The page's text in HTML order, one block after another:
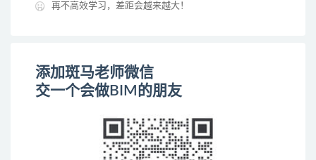
再不高效学习，差距会越来越大！
添加斑马老师微信
交一个会做BIM的朋友